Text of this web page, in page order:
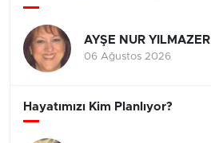
AYŞE NUR YILMAZER
06 Ağustos 2026
Hayatımızı Kim Planlıyor?